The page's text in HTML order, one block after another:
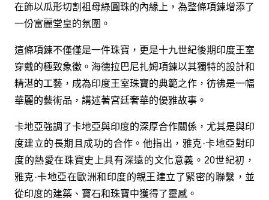
在飾以瓜形切割祖母綠圓珠的內緣上，為整條項鍊增添了
一份富麗堂皇的氛圍。
這條項鍊不僅僅是一件珠寶，更是十九世紀後期印度王室
穿戴的極致象徵。海德拉巴尼扎姆項鍊以其獨特的設計和
精湛的工藝，成為印度王室珠寶的典範之作，彷彿是一幅
華麗的藝術品，講述著宮廷奢華的優雅故事。
卡地亞強調了卡地亞與印度的深厚合作關係，尤其是與印
度建立的長期且成功的合作。他指出，雅克·卡地亞對印
度的熱愛在珠寶史上具有深遠的文化意義。20世紀初，
雅克·卡地亞在歐洲和印度的親王建立了緊密的聯繫，並
從印度的建築、寶石和珠寶中獲得了靈感。